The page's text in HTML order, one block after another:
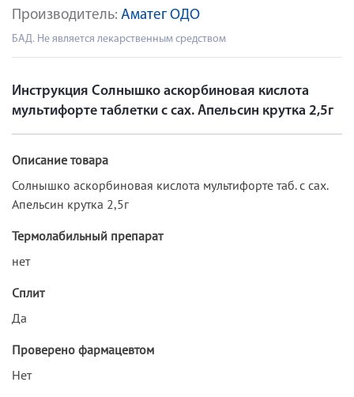
Производитель: Аматег ОДО
БАД. Не является лекарственным средством
Инструкция Солнышко аскорбиновая кислота
мультифорте таблетки с сах. Апельсин крутка 2,5г
Описание товара
Солнышко аскорбиновая кислота мультифорте таб. с сах.
Апельсин крутка 2,5г
Термолабильный препарат
нет
Сплит
Да
Проверено фармацевтом
Нет